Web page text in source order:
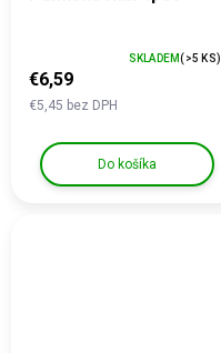
€5,45 bez DPH
€6,59
SKLADEM(>5 KS)
Do košíka